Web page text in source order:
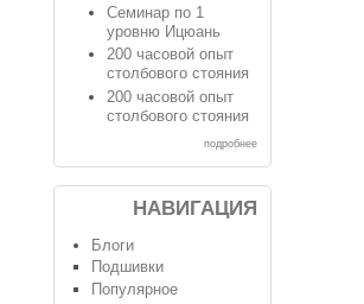
Семинар по 1
уровню Ицюань
200 часовой опыт
столбового стояния
200 часовой опыт
столбового стояния
подробнее
НАВИГАЦИЯ
Блоги
Подшивки
Популярное